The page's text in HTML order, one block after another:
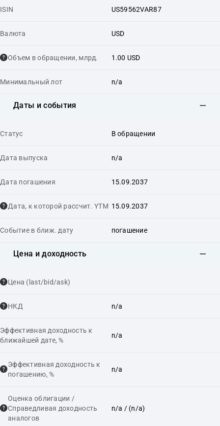
ISIN US59562VAR87
Валюта USD
Объем в обращении, млрд. 1.00 USD
Минимальный лот n/a
Даты и события
Статус В обращении
Дата выпуска n/a
Дата погашения 15.09.2037
Дата, к которой рассчит. YTM 15.09.2037
Событие в ближ. дату погашение
Цена и доходность
Цена (last/bid/ask)
НКД n/a
Эффективная доходность к
ближайшей дате, %
n/a
Эффективная доходность к
погашению, %
n/a
Оценка облигации /
Справедливая доходность
аналогов
n/a / (n/a)